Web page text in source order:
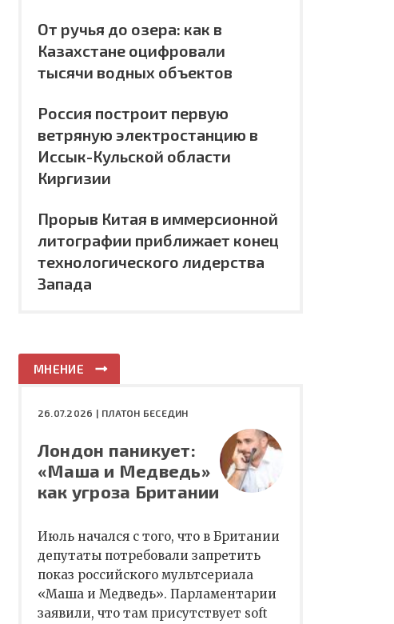
От ручья до озера: как в
Казахстане оцифровали
тысячи водных объектов
Россия построит первую
ветряную электростанцию в
Иссык-Кульской области
Киргизии
Прорыв Китая в иммерсионной
литографии приближает конец
технологического лидерства
Запада
МНЕНИЕ
26.07.2026 | ПЛАТОН БЕСЕДИН
Лондон паникует:
«Маша и Медведь»
как угроза Британии
Июль начался с того, что в Британии
депутаты потребовали запретить
показ российского мультсериала
«Маша и Медведь». Парламентарии
заявили, что там присутствует soft